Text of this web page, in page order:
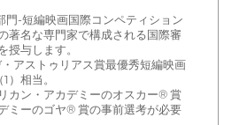
門-短編映画国際コンペティション
著名な専門家で構成される国際審
授与します。
アストゥリアス賞最優秀短編映画
）相当。
カン・アカデミーのオスカー® 賞
ミーのゴヤ® 賞の事前選考が必要